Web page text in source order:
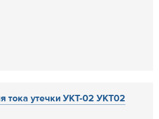
тока утечки УКТ-02 УКТ02